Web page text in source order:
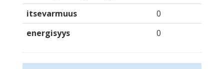
itsevarmuus
0
energisyys
0